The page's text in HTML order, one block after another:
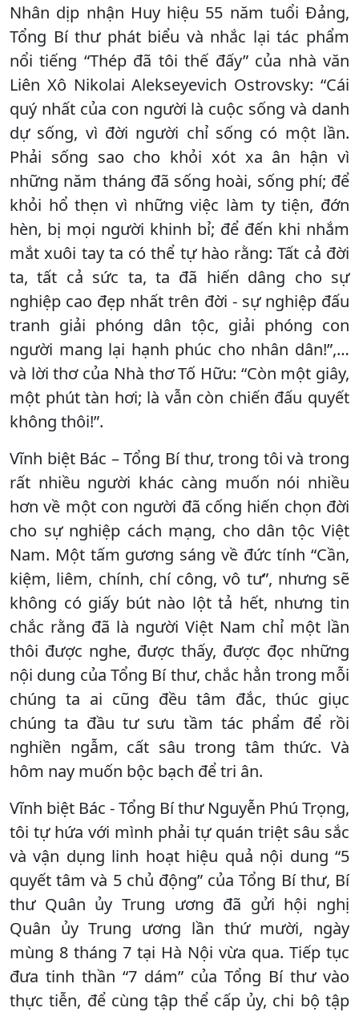
Nhân dịp nhận Huy hiệu 55 năm tuổi Đảng,
Tổng Bí thư phát biểu và nhắc lại tác phẩm
nổi tiếng “Thép đã tôi thế đấy” của nhà văn
Liên Xô Nikolai Alekseyevich Ostrovsky: “Cái
quý nhất của con người là cuộc sống và danh
dự sống, vì đời người chỉ sống có một lần.
Phải sống sao cho khỏi xót xa ân hận vì
những năm tháng đã sống hoài, sống phí; để
khỏi hổ thẹn vì những việc làm ty tiện, đớn
hèn, bị mọi người khinh bỉ; để đến khi nhắm
mắt xuôi tay ta có thể tự hào rằng: Tất cả đời
ta, tất cả sức ta, ta đã hiến dâng cho sự
nghiệp cao đẹp nhất trên đời - sự nghiệp đấu
tranh giải phóng dân tộc, giải phóng con
người mang lại hạnh phúc cho nhân dân!”,…
và lời thơ của Nhà thơ Tố Hữu: “Còn một giây,
một phút tàn hơi; là vẫn còn chiến đấu quyết
không thôi!”.
Vĩnh biệt Bác – Tổng Bí thư, trong tôi và trong
rất nhiều người khác càng muốn nói nhiều
hơn về một con người đã cống hiến chọn đời
cho sự nghiệp cách mạng, cho dân tộc Việt
Nam. Một tấm gương sáng về đức tính “Cần,
kiệm, liêm, chính, chí công, vô tư”, nhưng sẽ
không có giấy bút nào lột tả hết, nhưng tin
chắc rằng đã là người Việt Nam chỉ một lần
thôi được nghe, được thấy, được đọc những
nội dung của Tổng Bí thư, chắc hẳn trong mỗi
chúng ta ai cũng đều tâm đắc, thúc giục
chúng ta đầu tư sưu tầm tác phẩm để rồi
nghiền ngẫm, cất sâu trong tâm thức. Và
hôm nay muốn bộc bạch để tri ân.
Vĩnh biệt Bác - Tổng Bí thư Nguyễn Phú Trọng,
tôi tự hứa với mình phải tự quán triệt sâu sắc
và vận dụng linh hoạt hiệu quả nội dung “5
quyết tâm và 5 chủ động” của Tổng Bí thư, Bí
thư Quân ủy Trung ương đã gửi hội nghị
Quân ủy Trung ương lần thứ mười, ngày
mùng 8 tháng 7 tại Hà Nội vừa qua. Tiếp tục
đưa tinh thần “7 dám” của Tổng Bí thư vào
thực tiễn, để cùng tập thể cấp ủy, chi bộ tập